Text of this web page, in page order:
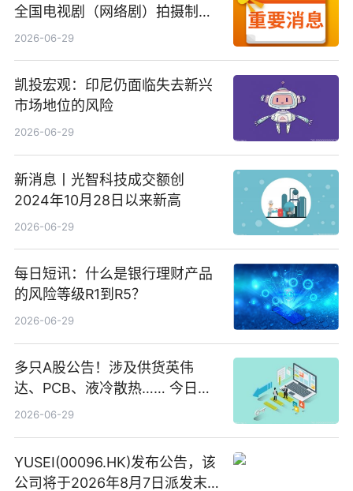
全国电视剧（网络剧）拍摄制作
备案公示剧目197部
2026-06-29
凯投宏观：印尼仍面临失去新兴
市场地位的风险
2026-06-29
新消息丨光智科技成交额创
2024年10月28日以来新高
2026-06-29
每日短讯：什么是银行理财产品
的风险等级R1到R5？
2026-06-29
多只A股公告！涉及供货英伟
达、PCB、液冷散热…… 今日快
讯
2026-06-29
YUSEI(00096.HK)发布公告，该
公司将于2026年8月7日派发末